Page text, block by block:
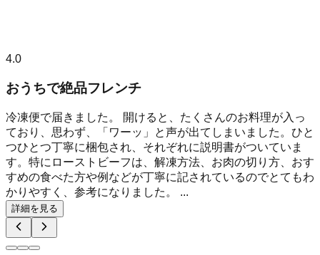
4.0
おうちで絶品フレンチ
冷凍便で届きました。 開けると、たくさんのお料理が入っ
ており、思わず、「ワーッ」と声が出てしまいました。ひと
つひとつ丁寧に梱包され、それぞれに説明書がついていま
す。特にローストビーフは、解凍方法、お肉の切り方、おす
すめの食べた方や例などが丁寧に記されているのでとてもわ
かりやすく、参考になりました。 ...
詳細を見る